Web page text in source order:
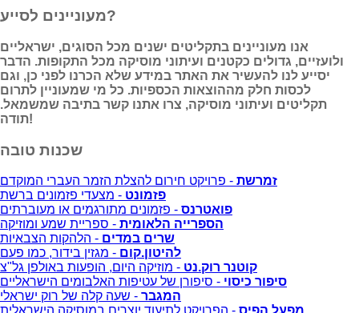
מעוניינים לסייע?
אנו מעוניינים בתקליטים ישנים מכל הסוגים, ישראליים
ולועזיים, גדולים כקטנים ועיתוני מוסיקה מכל התקופות. הדבר
יסייע לנו להעשיר את האתר במידע שלא הכרנו לפני כן, וגם
לכסות חלק מההוצאות הכספיות. כל מי שמעוניין לתרום
תקליטים ועיתוני מוסיקה, צרו אתנו קשר בתיבה שמשמאל.
תודה!
שכנות טובה
זמרשת - פרויקט חירום להצלת הזמר העברי המוקדם
פזמונט - מצעדי פזמונים ברשת
פואטרנס - פזמונים מתורגמים או מעוברתים
הספרייה הלאומית - ספריית שמע ומוזיקה
שרים במדים - הלהקות הצבאיות
להיטון.קום - מגזין בידור, כמו פעם
קוטנר רוק.נט - מוזיקה היום, הופעות באולפן גל"צ
סיפור כיסוי - סיפורן של עטיפות האלבומים הישראליים
המגבר - שעה קלה של רוק ישראלי